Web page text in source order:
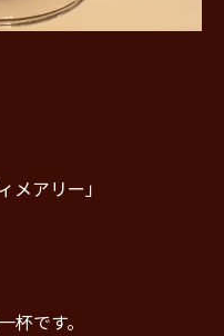
メアリー」
です。